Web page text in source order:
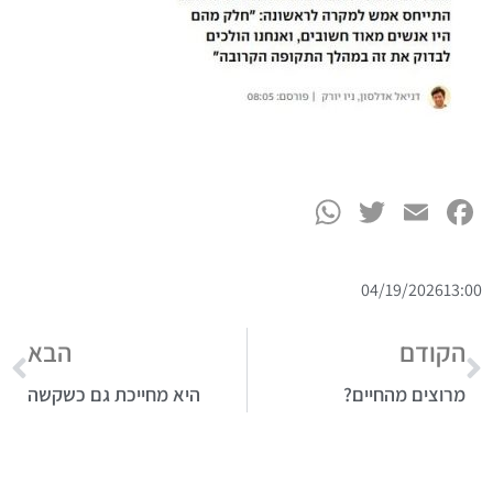
Facebook
Email
Twitter
13:00
04/19/2026
הקודם
מרוצים מהחיים?
הבא
היא מחייכת גם כשקשה